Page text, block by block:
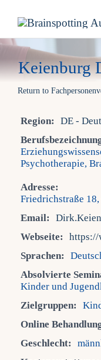
contentBrainspotting
Ausbildung
Termine
Team
News
Fragen FAQ
Kontakt
Keienburg
Return to
Region:
DE -
Psychotherapie,
Adresse:
Friedrichstraße
Email:
Webseite:
https://
Sprachen:
Absolvierte
Kinder und
Zielgruppen:
Online
Geschlecht: